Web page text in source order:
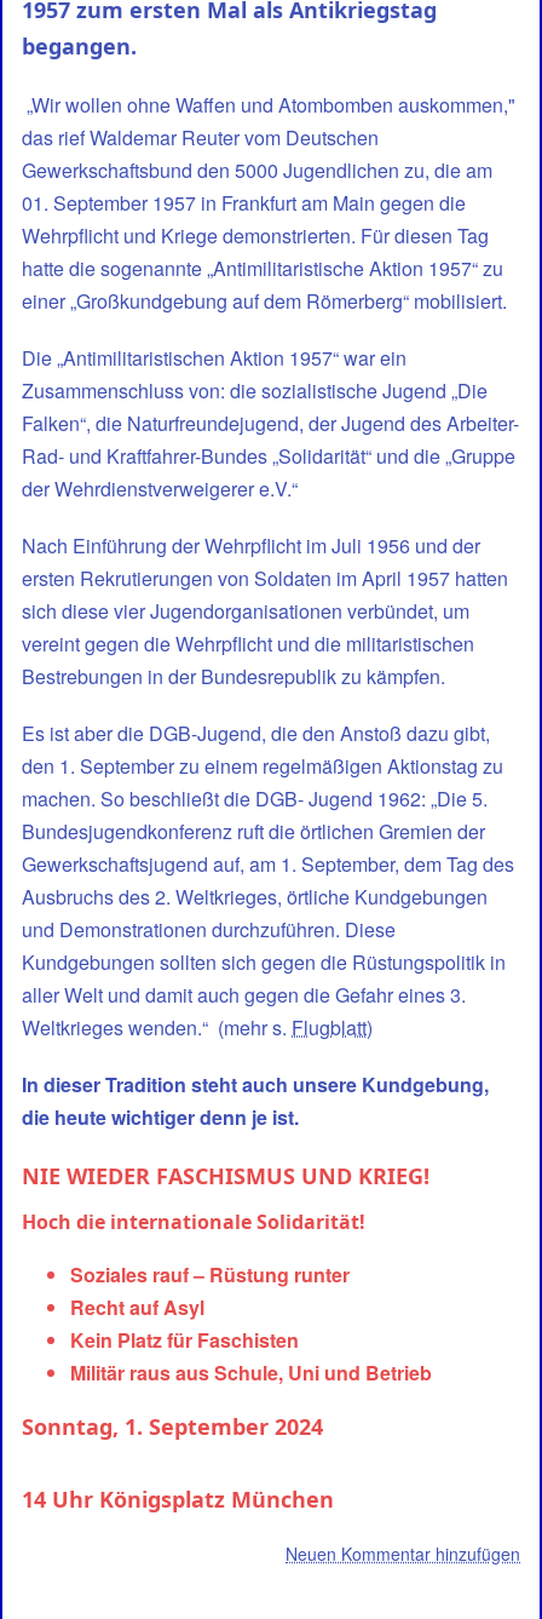
1957 zum ersten Mal als Antikriegstag
begangen.
„Wir wollen ohne Waffen und Atombomben auskommen,"
das rief Waldemar Reuter vom Deutschen
Gewerkschaftsbund den 5000 Jugendlichen zu, die am
01. September 1957 in Frankfurt am Main gegen die
Wehrpflicht und Kriege demonstrierten. Für diesen Tag
hatte die sogenannte „Antimilitaristische Aktion 1957“ zu
einer „Großkundgebung auf dem Römerberg“ mobilisiert.
Die „Antimilitaristischen Aktion 1957“ war ein
Zusammenschluss von: die sozialistische Jugend „Die
Falken“, die Naturfreundejugend, der Jugend des Arbeiter-
Rad- und Kraftfahrer-Bundes „Solidarität“ und die „Gruppe
der Wehrdienstverweigerer e.V.“
Nach Einführung der Wehrpflicht im Juli 1956 und der
ersten Rekrutierungen von Soldaten im April 1957 hatten
sich diese vier Jugendorganisationen verbündet, um
vereint gegen die Wehrpflicht und die militaristischen
Bestrebungen in der Bundesrepublik zu kämpfen.
Es ist aber die DGB-Jugend, die den Anstoß dazu gibt,
den 1. September zu einem regelmäßigen Aktionstag zu
machen. So beschließt die DGB- Jugend 1962: „Die 5.
Bundesjugendkonferenz ruft die örtlichen Gremien der
Gewerkschaftsjugend auf, am 1. September, dem Tag des
Ausbruchs des 2. Weltkrieges, örtliche Kundgebungen
und Demonstrationen durchzuführen. Diese
Kundgebungen sollten sich gegen die Rüstungspolitik in
aller Welt und damit auch gegen die Gefahr eines 3.
Weltkrieges wenden.“ (mehr s. Flugblatt)
In dieser Tradition steht auch unsere Kundgebung,
die heute wichtiger denn je ist.
NIE WIEDER FASCHISMUS UND KRIEG!
Hoch die internationale Solidarität!
Soziales rauf – Rüstung runter
Recht auf Asyl
Kein Platz für Faschisten
Militär raus aus Schule, Uni und Betrieb
Sonntag, 1. September 2024
14 Uhr Königsplatz München
Neuen Kommentar hinzufügen